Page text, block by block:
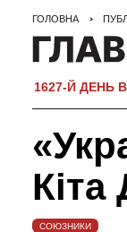
ГОЛОВНА
1627-Й ДЕНЬ
СОЮЗНИКИ